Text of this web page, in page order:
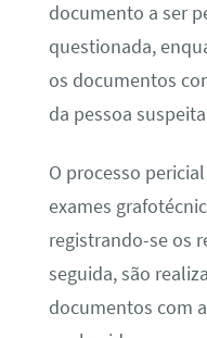
documento a ser
questionada,
os documentos
da pessoa
O processo
exames
registrando-se os
seguida, são
documentos com